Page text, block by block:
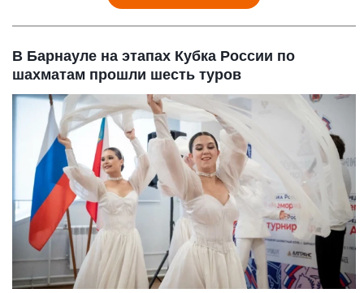
В Барнауле на этапах Кубка России по
шахматам прошли шесть туров